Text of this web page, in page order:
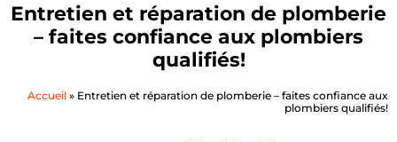
Entretien et réparation de plomberie
– faites confiance aux plombiers
qualifiés!
Accueil » Entretien et réparation de plomberie – faites confiance aux
plombiers qualifiés!